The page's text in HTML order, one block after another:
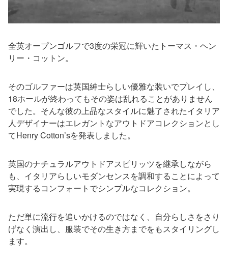
全英オープンゴルフで3度の栄冠に輝いたトーマス・ヘン
リー・コットン。
そのゴルファーは英国紳士らしい優雅な装いでプレイし、
18ホールが終わってもその姿は乱れることがありません
でした。そんな彼の上品なスタイルに魅了されたイタリア
人デザイナーはエレガントなアウトドアコレクションとし
てHenry Cotton’sを発表しました。
英国のナチュラルアウトドアスピリッツを継承しながら
も、イタリアらしいモダンセンスを調和することによって
実現するコンフォートでシンプルなコレクション。
ただ単に流行を追いかけるのではなく、自分らしさをさり
げなく演出し、服装でその生き方までをもスタイリングし
ます。